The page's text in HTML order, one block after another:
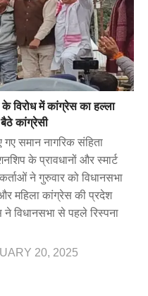
के विरोध में कांग्रेस का हल्ला
कांग्रेसी
समान नागरिक संहिता
के प्रावधानों और स्मार्ट
ने गुरुवार को विधानसभा
महिला कांग्रेस की प्रदेश
ने विधानसभा से पहले रिस्पना
20, 2025